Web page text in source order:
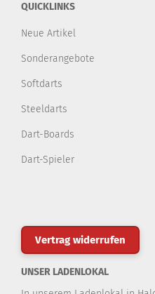
QUICKLINKS
Neue Artikel
Sonderangebote
Softdarts
Steeldarts
Dart-Boards
Dart-Spieler
Vertrag widerrufen
UNSER LADENLOKAL